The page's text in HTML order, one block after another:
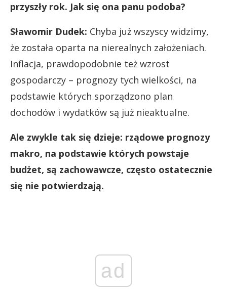
przyszły rok. Jak się ona panu podoba?
Sławomir Dudek: Chyba już wszyscy widzimy,
że została oparta na nierealnych założeniach.
Inflacja, prawdopodobnie też wzrost
gospodarczy – prognozy tych wielkości, na
podstawie których sporządzono plan
dochodów i wydatków są już nieaktualne.
Ale zwykle tak się dzieje: rządowe prognozy
makro, na podstawie których powstaje
budżet, są zachowawcze, często ostatecznie
się nie potwierdzają.
ad